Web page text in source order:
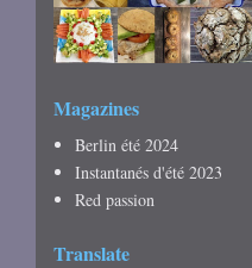
Magazines
Berlin été 2024
Instantanés d'été 2023
Red passion
Translate